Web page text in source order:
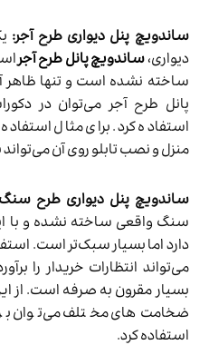
ساندویچ پنل دیواری طرح آجر:
دیواری،ساندویچ پانل طرح آجر
ساخته نشده است و تنها ظاهر
پانل طرح آجر می‌توان در
استفاده کرد. برای مثال
منزل و نصب تابلو روی آن
ساندویچ پنل دیواری طرح
سنگ واقعی ساخته نشده و با
دارد اما بسیار سبک‌تر است.
می‌تواند انتظارات خریدار را
بسیار مقرون به صرفه است. از
ضخامت‌های مختلف می‌توان
استفاده کرد.